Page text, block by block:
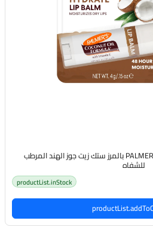
PALMER'S Coconut Hydrate Lip Balm بالمرز ستك زيت جوز الهند المرطب
للشفاه
productList.inStock